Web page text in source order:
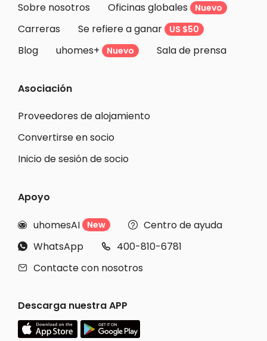
Sobre nosotros
Oficinas globales Nuevo
Carreras Se refiere a ganar US $50
Blog uhomes+ Nuevo Sala de prensa
Asociación
Proveedores de alojamiento
Convertirse en socio
Inicio de sesión de socio
Apoyo
 uhomesAI New  Centro de ayuda
 WhatsApp  400-810-6781
 Contacte con nosotros
Descarga nuestra APP